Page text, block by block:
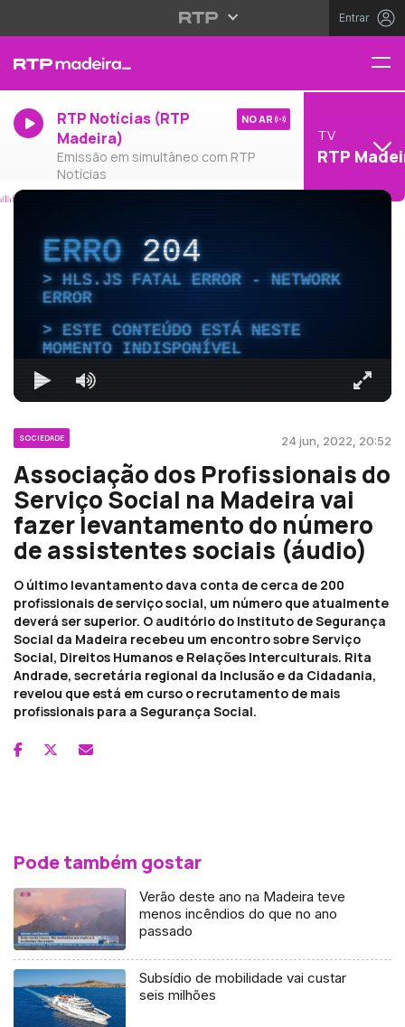
Entrar
RTP Notícias (RTP
Madeira)
Emissão em simultâneo com RTP
Notícias
NO AR
TV
RTP
ERRO204
HLS.JS FATAL ERROR - NETWORK
ERROR
ESTE CONTEÚDO ESTÁ NESTE
MOMENTO INDISPONÍVEL
SOCIEDADE 24 jun, 2022, 20:52
Associação dos Profissionais do
Serviço Social na Madeira vai
fazer levantamento do número
de assistentes sociais (áudio)
O último levantamento dava conta de cerca de 200
profissionais de serviço social, um número que atualmente
deverá ser superior. O auditório do Instituto de Segurança
Social da Madeira recebeu um encontro sobre Serviço
Social, Direitos Humanos e Relações Interculturais. Rita
Andrade, secretária regional da Inclusão e da Cidadania,
revelou que está em curso o recrutamento de mais
profissionais para a Segurança Social.
Pode também gostar
Verão deste ano na Madeira teve
menos incêndios do que no ano
passado
Subsídio de mobilidade vai custar
seis milhões